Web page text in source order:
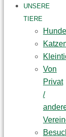
UNSERE
TIERE
Hunde
Von
Privat
/